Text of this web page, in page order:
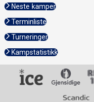
Neste kamper
Terminliste
Turneringer
Kampstatistikk